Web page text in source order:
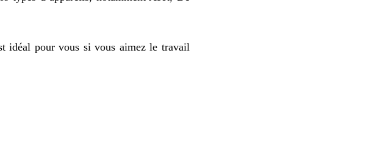
idéal pour vous si vous aimez le travail